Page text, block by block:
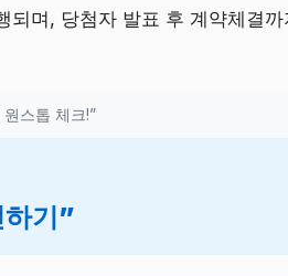
되며, 당첨자 발표 후 계약체결
스톱 체크!”
기”